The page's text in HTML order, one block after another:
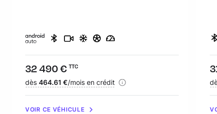
Prix :
32 490 € TTC
Financement :
dès 464.61 €/mois en crédit
VOIR CE VÉHICULE